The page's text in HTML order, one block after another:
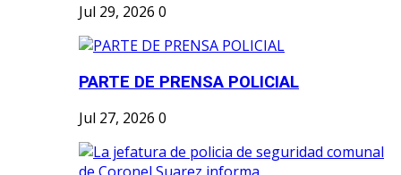
Jul 29, 2026 0
PARTE DE PRENSA POLICIAL
Jul 27, 2026 0